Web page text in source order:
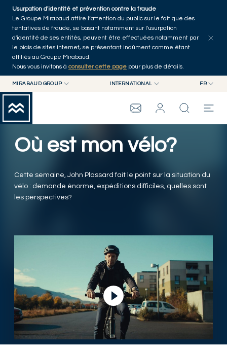
Skip to main content
Usurpation d'identité et prévention contre la fraude
Le Groupe Mirabaud attire l’attention du public sur le fait que des
tentatives de fraude, se basant notamment sur l'usurpation
d'identité de ses entités, peuvent être effectuées notamment par
le biais de sites internet, se présentant indûment comme étant
affiliés au Groupe Mirabaud.
Nous vous invitons à consulter cette page pour plus de détails.
MIRABAUD GROUP
MIRABAUD ASSET MANAGEMENT
MIRABAUD INVESTMENTS
INTERNATIONAL FR
FR
DE
GROUPE MIRABAUD
THE VIEW
SERVICES
Accueil
Tous les articles
Où est mon vélo?
Cette semaine, John Plassard fait le point sur la situation du
vélo : demande énorme, expéditions difficiles, quelles sont
les perspectives?